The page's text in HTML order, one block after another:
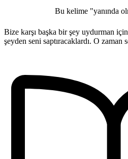
Bu kelime "yanında
Bize karşı başka bir şey uydurman
şeyden seni saptıracaklardı. O zaman